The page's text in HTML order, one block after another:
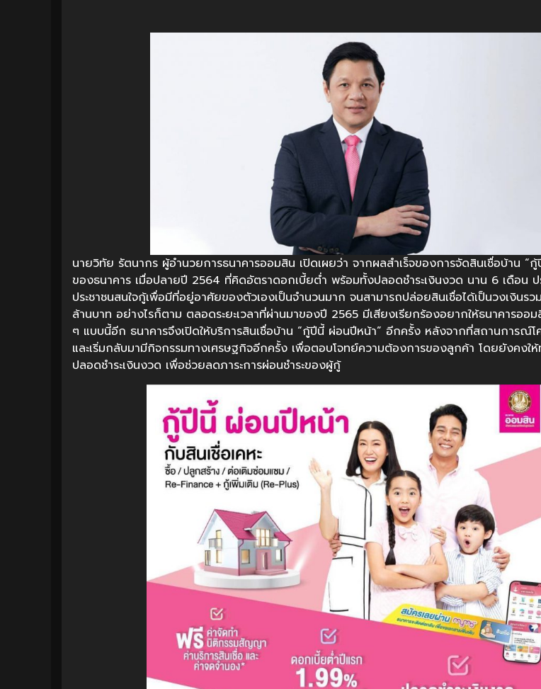
นายวิทัย รัตนากร ผู้อำนวยการธนาคารออมสิน เปิดเผยว่า จากผลสำเร็จของการจัดสินเชื่อบ้าน “
ของธนาคาร เมื่อปลายปี 2564 ที่คิดอัตราดอกเบี้ยต่ำ พร้อมทั้งปลอดชำระเงินงวด นาน 6 เดือน ป
ประชาชนสนใจกู้เพื่อมีที่อยู่อาศัยของตัวเองเป็นจำนวนมาก จนสามารถปล่อยสินเชื่อได้เป็นวงเงินร
ล้านบาท อย่างไรก็ตาม ตลอดระยะเวลาที่ผ่านมาของปี 2565 มีเสียงเรียกร้องอยากให้ธนาคารออ
ๆ แบบนี้อีก ธนาคารจึงเปิดให้บริการสินเชื่อบ้าน “กู้ปีนี้ ผ่อนปีหน้า” อีกครั้ง หลังจากที่สถานการณ์โ
และเริ่มกลับมามีกิจกรรมทางเศรษฐกิจอีกครั้ง เพื่อตอบโจทย์ความต้องการของลูกค้า โดยยังคงให้
ปลอดชำระเงินงวด เพื่อช่วยลดภาระการผ่อนชำระของผู้กู้